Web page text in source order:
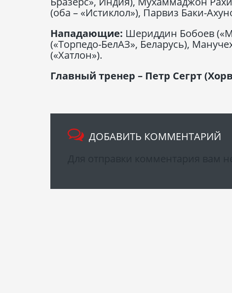
(оба – «Истиклол»), Парвиз Баки-
Нападающие: Шериддин Бобоев
(«Торпедо-БелАЗ», Беларусь),
(«Хатлон»).
Главный тренер – Петр Сегрт
ДОБАВИТЬ КОММЕНТАРИЙ